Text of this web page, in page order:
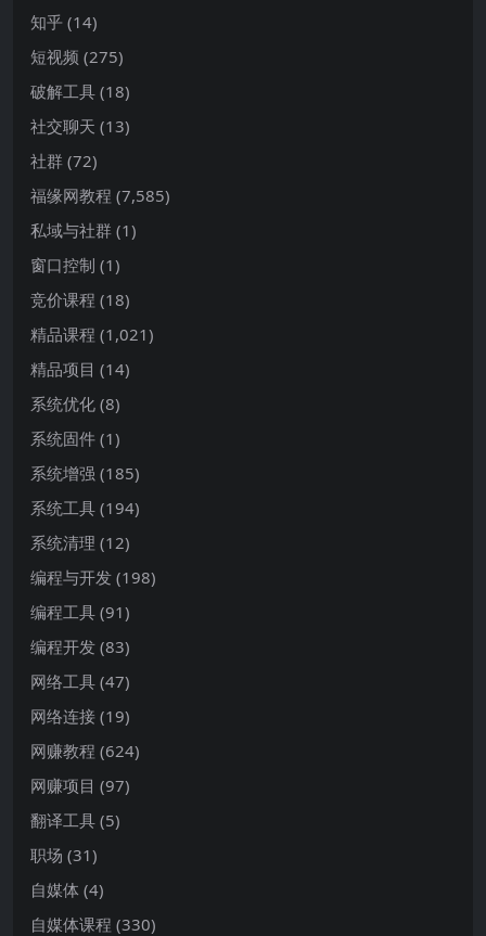
知乎 (14)
短视频 (275)
破解工具 (18)
社交聊天 (13)
社群 (72)
福缘网教程 (7,585)
私域与社群 (1)
窗口控制 (1)
竞价课程 (18)
精品课程 (1,021)
精品项目 (14)
系统优化 (8)
系统固件 (1)
系统增强 (185)
系统工具 (194)
系统清理 (12)
编程与开发 (198)
编程工具 (91)
编程开发 (83)
网络工具 (47)
网络连接 (19)
网赚教程 (624)
网赚项目 (97)
翻译工具 (5)
职场 (31)
自媒体 (4)
自媒体课程 (330)